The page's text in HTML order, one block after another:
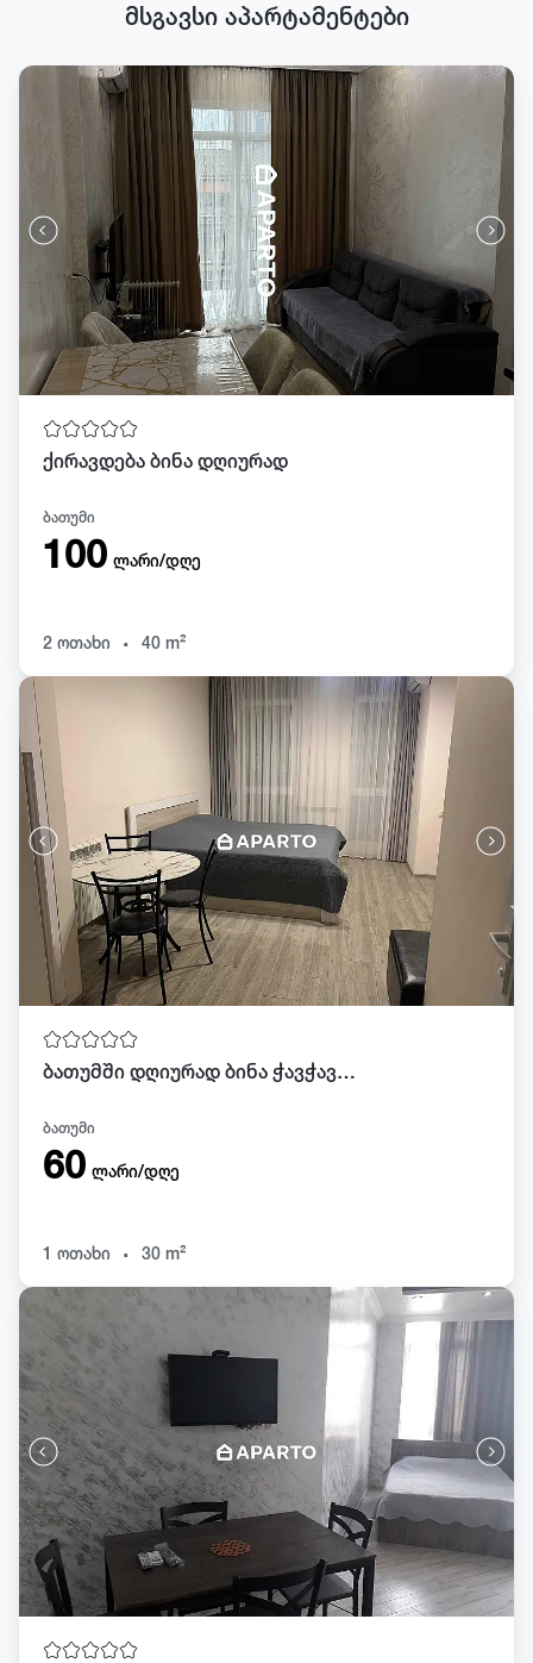
მსგავსი აპარტამენტები
ქირავდება ბინა დღიურად
ბათუმი
100 ლარი/დღე
2 ოთახი . 40 m²
ბათუმში დღიურად ბინა ჭავჭავაძეზე
ბათუმი
60 ლარი/დღე
1 ოთახი . 30 m²